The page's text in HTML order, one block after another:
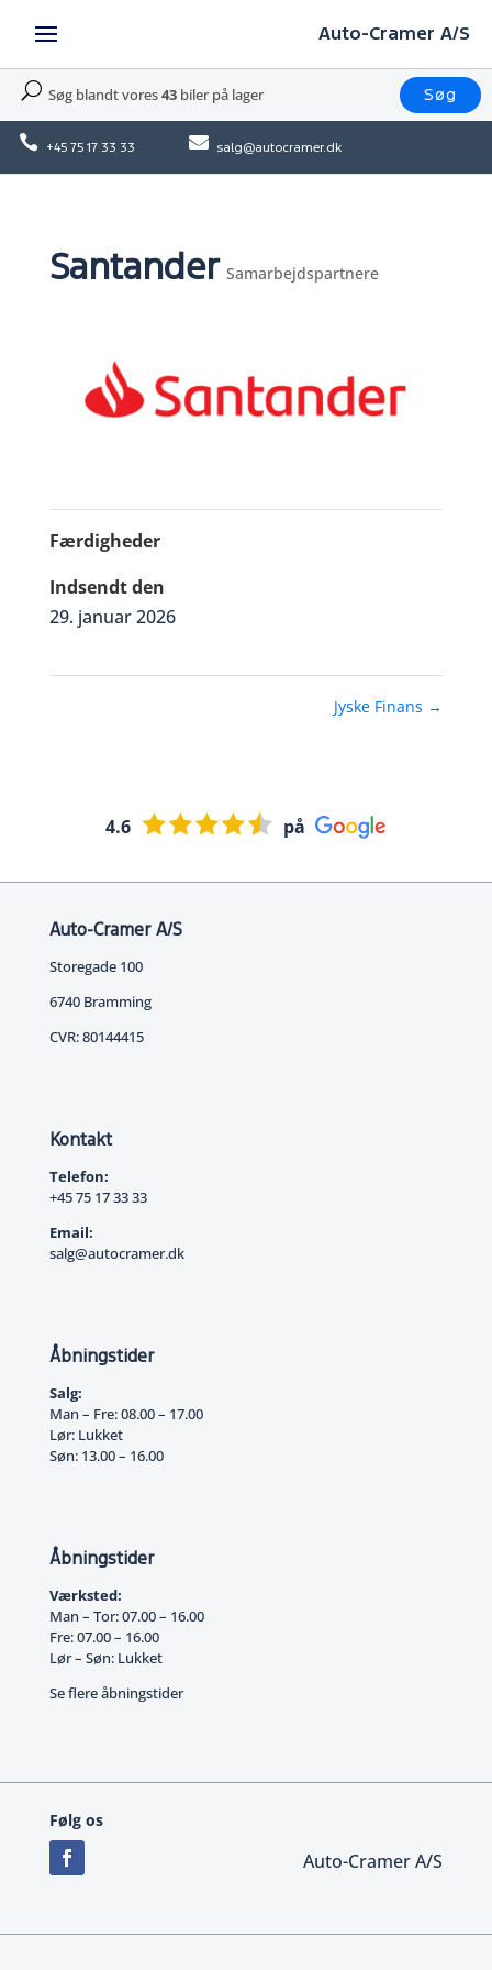
Auto-Cramer A/S
U Søg blandt vores43 biler på lager Søg
 +45 75 17 33 33  salg@autocramer.dk
Santander Samarbejdspartnere
Færdigheder
Indsendt den
29. januar 2026
Jyske Finans →
4.6 på
Auto-Cramer A/S
Storegade 100
6740 Bramming
CVR: 80144415
Kontakt
Telefon:
+45 75 17 33 33
Email:
salg@autocramer.dk
Åbningstider
Salg:
Man – Fre: 08.00 – 17.00
Lør: Lukket
Søn: 13.00 – 16.00
Åbningstider
Værksted:
Man – Tor: 07.00 – 16.00
Fre: 07.00 – 16.00
Lør – Søn: Lukket
Se flere åbningstider
Følg os
Auto-Cramer A/S